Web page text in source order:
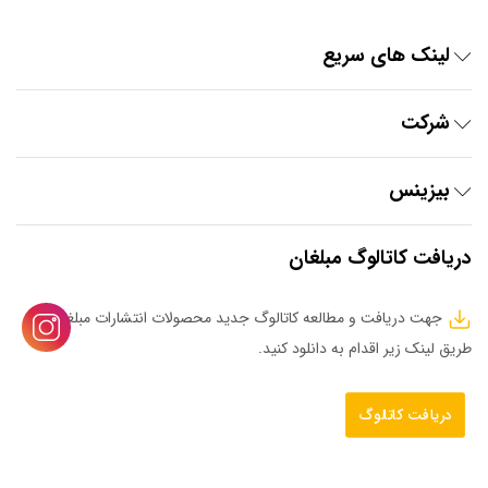
لینک های سریع
شرکت
بیزینس
دریافت کاتالوگ مبلغان
جهت دریافت و مطالعه کاتالوگ جدید محصولات انتشارات مبلغان از
طریق لینک زیر اقدام به دانلود کنید.
دریافت کاتالوگ